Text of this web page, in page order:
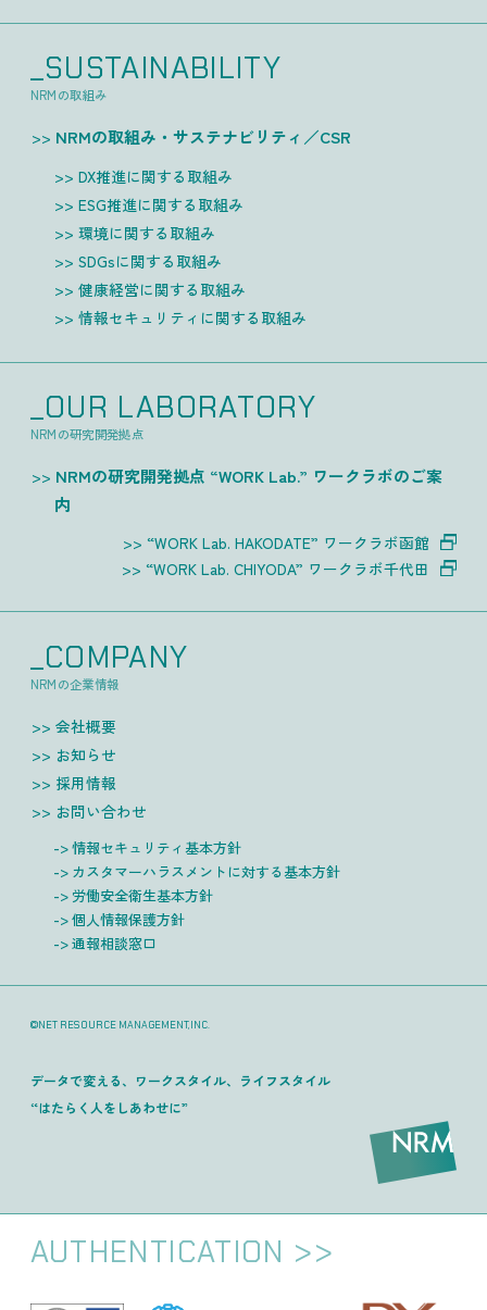
_SUSTAINABILITY
NRMの取組み
NRMの取組み・サステナビリティ／CSR
DX推進に関する取組み
ESG推進に関する取組み
環境に関する取組み
SDGsに関する取組み
健康経営に関する取組み
情報セキュリティに関する取組み
_OUR LABORATORY
NRMの研究開発拠点
NRMの研究開発拠点 “WORK Lab.” ワークラボのご案
内
“WORK Lab. HAKODATE” ワークラボ函館
“WORK Lab. CHIYODA” ワークラボ千代田
_COMPANY
NRMの企業情報
会社概要
お知らせ
採用情報
お問い合わせ
情報セキュリティ基本方針
カスタマーハラスメントに対する基本方針
労働安全衛生基本方針
個人情報保護方針
通報相談窓口
©NET RESOURCE MANAGEMENT,INC.
データで変える、ワークスタイル、ライフスタイル
“はたらく人をしあわせに”
AUTHENTICATION